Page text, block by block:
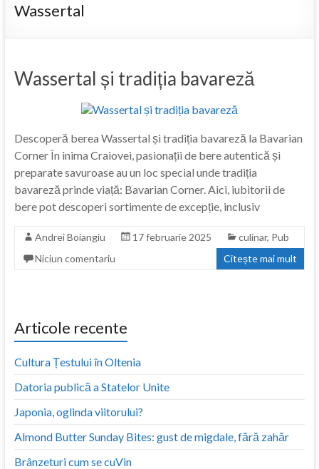
Wassertal
Wassertal și tradiția bavareză
Descoperă berea Wassertal și tradiția bavareză la Bavarian
Corner În inima Craiovei, pasionații de bere autentică și
preparate savuroase au un loc special unde tradiția
bavareză prinde viață: Bavarian Corner. Aici, iubitorii de
bere pot descoperi sortimente de excepție, inclusiv
Andrei Boiangiu 17 februarie 2025 culinar, Pub
Niciun comentariu
Citește mai mult
Articole recente
Cultura Țestului în Oltenia
Datoria publică a Statelor Unite
Japonia, oglinda viitorului?
Almond Butter Sunday Bites: gust de migdale, fără zahăr
Brânzeturi cum se cuVin